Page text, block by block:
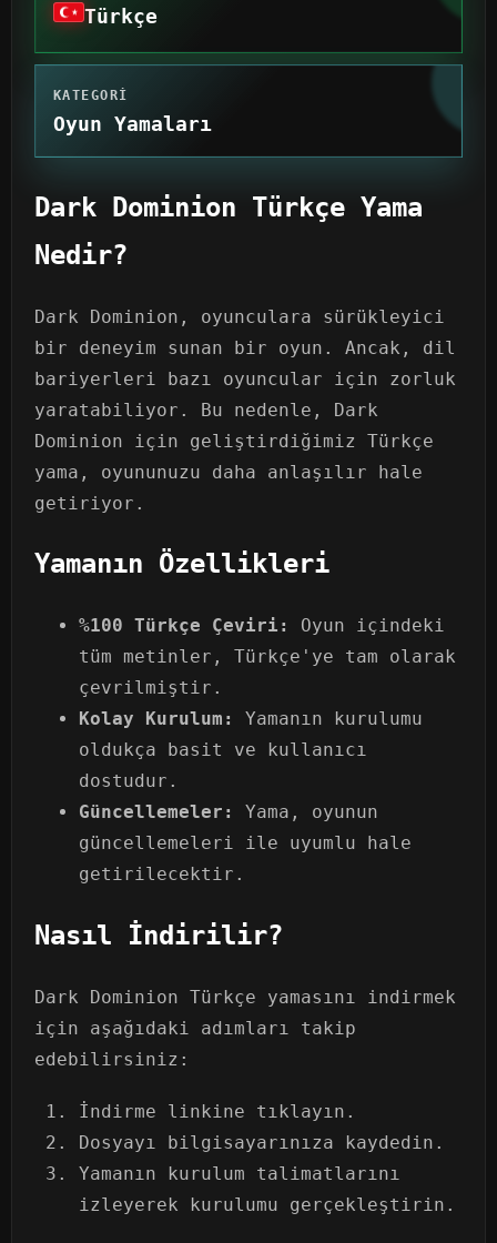
Türkçe
KATEGORI
Oyun Yamaları
Dark Dominion Türkçe Yama
Nedir?
Dark Dominion, oyunculara sürükleyici
bir deneyim sunan bir oyun. Ancak, dil
bariyerleri bazı oyuncular için zorluk
yaratabiliyor. Bu nedenle, Dark
Dominion için geliştirdiğimiz Türkçe
yama, oyununuzu daha anlaşılır hale
getiriyor.
Yamanın Özellikleri
%100 Türkçe Çeviri:
Oyun içindeki
tüm metinler, Türkçe'ye tam olarak
çevrilmiştir.
Kolay Kurulum:
Yamanın kurulumu
oldukça basit ve kullanıcı
dostudur.
Güncellemeler:
Yama, oyunun
güncellemeleri ile uyumlu hale
getirilecektir.
Nasıl İndirilir?
Dark Dominion Türkçe yamasını indirmek
için aşağıdaki adımları takip
edebilirsiniz:
İndirme linkine tıklayın.
Dosyayı bilgisayarınıza kaydedin.
Yamanın kurulum talimatlarını
izleyerek kurulumu gerçekleştirin.